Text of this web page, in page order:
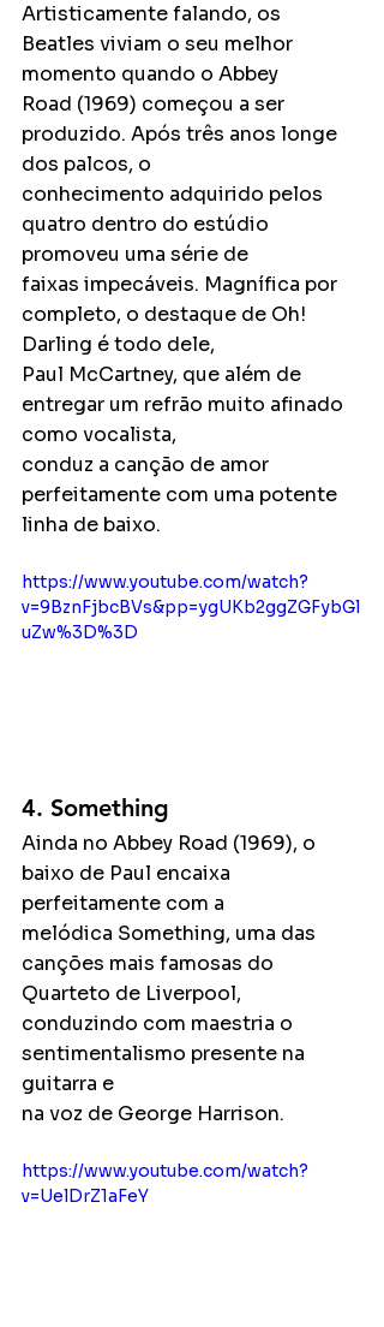
Artisticamente falando, os
Beatles viviam o seu melhor
momento quando o Abbey
Road (1969) começou a ser
produzido. Após três anos longe
dos palcos, o
conhecimento adquirido pelos
quatro dentro do estúdio
promoveu uma série de
faixas impecáveis. Magnífica por
completo, o destaque de Oh!
Darling é todo dele,
Paul McCartney, que além de
entregar um refrão muito afinado
como vocalista,
conduz a canção de amor
perfeitamente com uma potente
linha de baixo.
https://www.youtube.com/watch?
v=9BznFjbcBVs&pp=ygUKb2ggZGFybGl
uZw%3D%3D
4. Something
Ainda no Abbey Road (1969), o
baixo de Paul encaixa
perfeitamente com a
melódica Something, uma das
canções mais famosas do
Quarteto de Liverpool,
conduzindo com maestria o
sentimentalismo presente na
guitarra e
na voz de George Harrison.
https://www.youtube.com/watch?
v=UelDrZ1aFeY